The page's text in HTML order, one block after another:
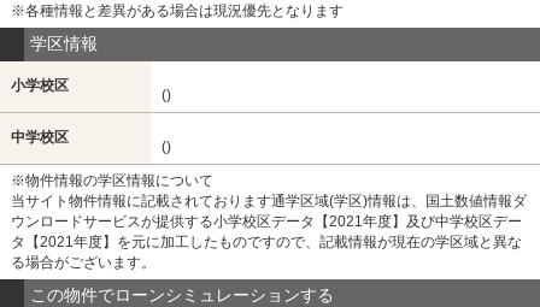
※各種情報と差異がある場合は現況優先となります
学区情報
小学校区
()
中学校区
()
※物件情報の学区情報について
当サイト物件情報に記載されております通学区域(学区)情報は、国土数値情報ダ
ウンロードサービスが提供する小学校区データ【2021年度】及び中学校区デー
タ【2021年度】を元に加工したものですので、記載情報が現在の学区域と異な
る場合がございます。
この物件でローンシミュレーションする